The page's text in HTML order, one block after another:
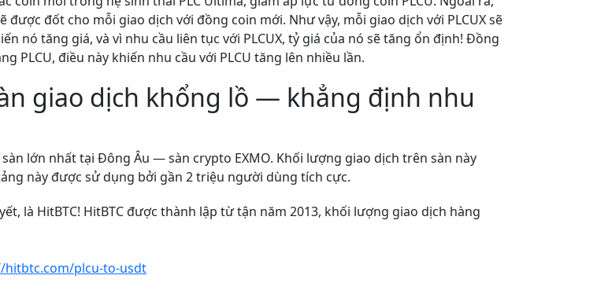
được đốt cho mỗi giao dịch với đồng coin mới. Như vậy, mỗi giao dịch với PLCUX sẽ
nó tăng giá, và vì nhu cầu liên tục với PLCUX, tỷ giá của nó sẽ tăng ổn định! Đồng
PLCU, điều này khiến nhu cầu với PLCU tăng lên nhiều lần.
giao dịch khổng lồ — khẳng định nhu
lớn nhất tại Đông Âu — sàn crypto EXMO. Khối lượng giao dịch trên sàn này
này được sử dụng bởi gần 2 triệu người dùng tích cực.
là HitBTC! HitBTC được thành lập từ tận năm 2013, khối lượng giao dịch hàng
hitbtc.com/plcu-to-usdt